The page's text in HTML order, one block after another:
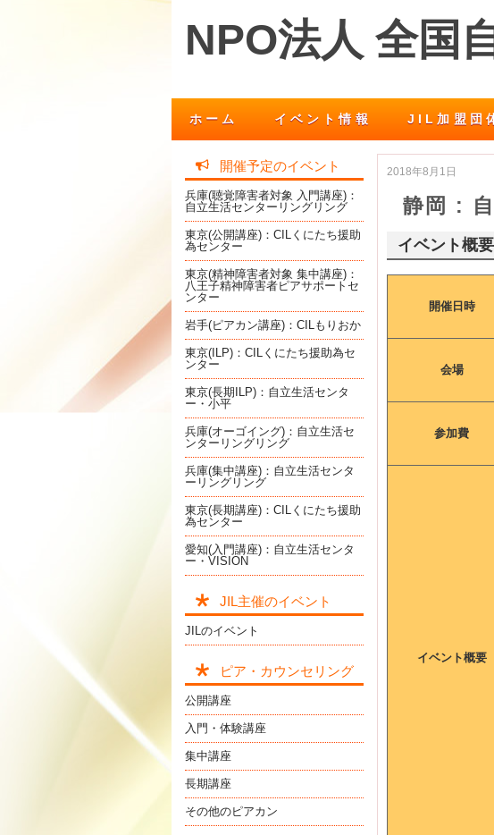
NPO法人 全国
ホーム イベント情報 JIL加盟団
2018年8月1日
静岡 :
イベント概要
開催日時
会場
参加費
イベント概要
開催予定のイベント
兵庫(聴覚障害者対象 入門講座)：
自立生活センターリングリング
東京(公開講座)：CILくにたち援助
為センター
東京(精神障害者対象 集中講座)：
八王子精神障害者ピアサポートセ
ンター
岩手(ピアカン講座)：CILもりおか
東京(ILP)：CILくにたち援助為セ
ンター
東京(長期ILP)：自立生活センタ
ー・小平
兵庫(オーゴイング)：自立生活セ
ンターリングリング
兵庫(集中講座)：自立生活センタ
ーリングリング
東京(長期講座)：CILくにたち援助
為センター
愛知(入門講座)：自立生活センタ
ー・VISION
JIL主催のイベント
JILのイベント
ピア・カウンセリング
公開講座
入門・体験講座
集中講座
長期講座
その他のピアカン